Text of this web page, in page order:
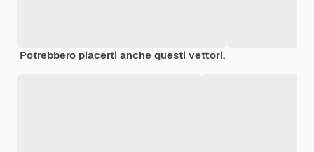
Potrebbero piacerti anche questi vettori.